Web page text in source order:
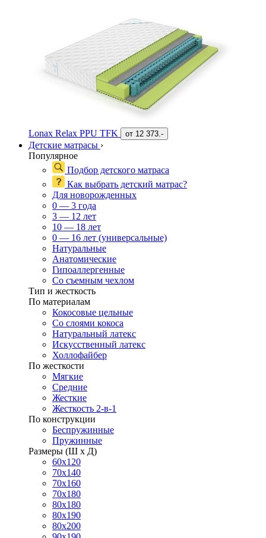
Lonax Relax PPU TFK от 12 373.-
Детские матрасы ›
Популярное
Подбор детского матраса
Как выбрать детский матрас?
Для новорожденных
0 — 3 года
3 — 12 лет
10 — 18 лет
0 — 16 лет (универсальные)
Натуральные
Анатомические
Гипоаллергенные
Со съемным чехлом
Тип и жесткость
По материалам
Кокосовые цельные
Со слоями кокоса
Натуральный латекс
Искусственный латекс
Холлофайбер
По жесткости
Мягкие
Средние
Жесткие
Жесткость 2-в-1
По конструкции
Беспружинные
Пружинные
Размеры (Ш х Д)
60х120
70х140
70х160
70х180
80х180
80х190
80х200